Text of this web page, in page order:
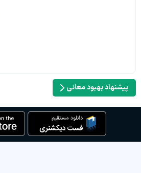
پیشنهاد بهبود معانی